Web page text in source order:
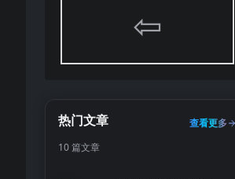
⇦
热门文章
查看更多
10 篇文章